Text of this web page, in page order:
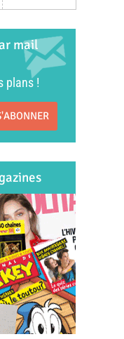
mail
plans !